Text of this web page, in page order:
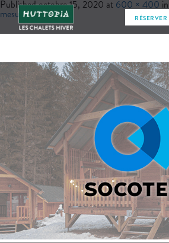
RÉSERVER
Publishedoctobre 15, 2020 at 600 × 400 in
mesures d’hygiène